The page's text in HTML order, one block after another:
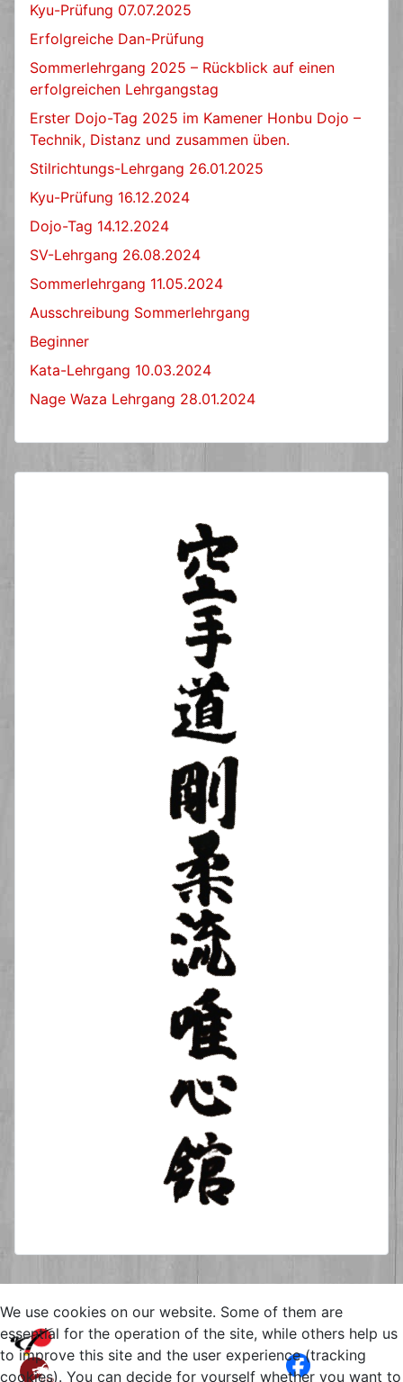
Kyu-Prüfung 07.07.2025
Erfolgreiche Dan-Prüfung
Sommerlehrgang 2025 – Rückblick auf einen
erfolgreichen Lehrgangstag
Erster Dojo-Tag 2025 im Kamener Honbu Dojo –
Technik, Distanz und zusammen üben.
Stilrichtungs-Lehrgang 26.01.2025
Kyu-Prüfung 16.12.2024
Dojo-Tag 14.12.2024
SV-Lehrgang 26.08.2024
Sommerlehrgang 11.05.2024
Ausschreibung Sommerlehrgang
Beginner
Kata-Lehrgang 10.03.2024
Nage Waza Lehrgang 28.01.2024
Copyright © 2026 Yuishinkan
Goju-Ryu Karate-Do Kamen
Bergkamen. All Rights Reserved.
We use cookies on our website. Some of them are
essential for the operation of the site, while others help us
to improve this site and the user experience (tracking
cookies). You can decide for yourself whether you want to